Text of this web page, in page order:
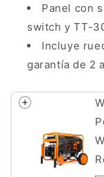
Panel con
switch y TT-
Incluye
garantía de 2